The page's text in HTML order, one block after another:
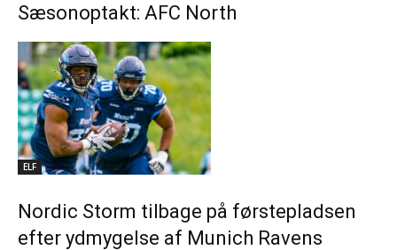
Sæsonoptakt: AFC North
ELF
Nordic Storm tilbage på førstepladsen
efter ydmygelse af Munich Ravens